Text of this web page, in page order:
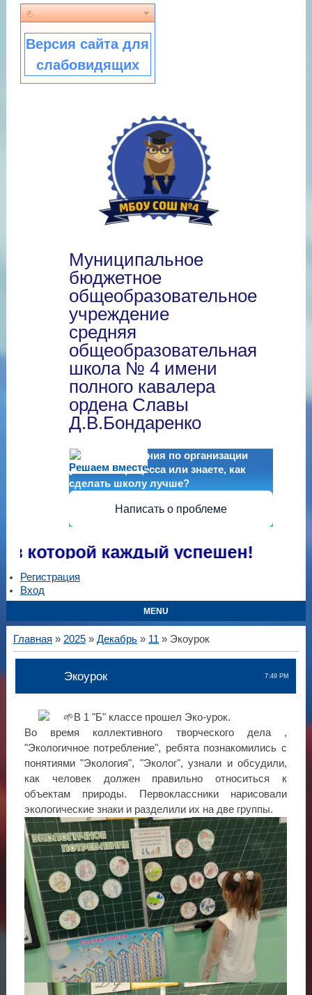
Версия сайта для
слабовидящих
Муниципальное
бюджетное
общеобразовательное
учреждение
средняя
общеобразовательная
школа № 4 имени
полного кавалера
ордена Славы
Д.В.Бондаренко
Решаем вместе
Есть предложения по организации
учебного процесса или знаете, как
сделать школу лучше?
Написать о проблеме
каждый успешен!
Регистрация
Вход
MENU
Главная » 2025 » Декабрь » 11 » Экоурок
7:49 PM
Экоурок
В 1 "Б" классе прошел Эко-урок.
Во время коллективного творческого дела ,
"Экологичное потребление", ребята познакомились с
понятиями "Экология", "Эколог", узнали и обсудили,
как человек должен правильно относиться к
объектам природы. Первоклассники нарисовали
экологические знаки и разделили их на две группы.